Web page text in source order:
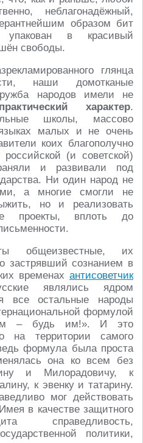
неблагонадёжный,
образом бит
упакован в красивый
свободы.
глянца
наши домотканые
народов имели не
практический характер.
школы, массово
малых и не очень
коих благополучно
(и советской)
и развивали под
Ни один народ не
а многие смогли не
но и реализовать
проекты, вплоть до
общеизвестные, их
застрявший сознанием в
временах антисоветчик
являлись ядром
все остальные народы
формулой
– будь им!». И это
на территории самого
формула была проста
она ко всем без
и Милорадовичу, к
к эвенку и татарину.
мог действовать
в качестве защитного
справедливость,
политики,